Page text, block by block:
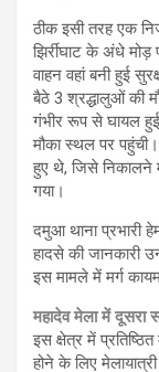
ठीक इसी तरह एक
झिर्रीघाट के अंधे
वाहन वहां बनी हुई
बैठे 3 श्रद्धालुओं की
गंभीर रूप से घायल
मौका स्थल पर
हुए थे, जिसे
गया।
दमुआ थाना प्रभारी
हादसे की जानकारी
इस मामले में मर्ग
महादेव मेला में दूसरा
इस क्षेत्र में
होने के लिए